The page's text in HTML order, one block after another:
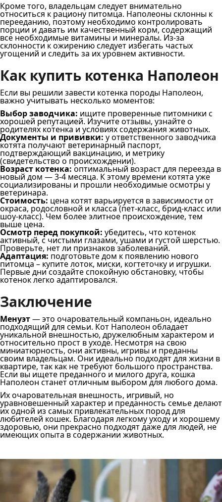
Кроме того, владельцам следует внимательно
относиться к рациону питомца. Наполеоны склонны к
перееданию, поэтому необходимо контролировать
порции и давать им качественный корм, содержащий
все необходимые витамины и минералы. Из-за
склонности к ожирению следует избегать частых
угощений и следить за их уровнем активности.
Как купить котенка Наполеон
Если вы решили завести котенка породы Наполеон,
важно учитывать несколько моментов:
Выбор заводчика: ищите проверенные питомники с
хорошей репутацией. Изучите отзывы, узнайте о
родителях котенка и условиях содержания животных.
Документы и прививки: у ответственного заводчика
котята получают ветеринарный паспорт,
подтверждающий вакцинацию, и метрику
(свидетельство о происхождении).
Возраст котенка: оптимальный возраст для переезда в
новый дом — 3-4 месяца. К этому времени котята уже
социализированы и прошли необходимые осмотры у
ветеринара.
Стоимость: цена котят варьируется в зависимости от
окраса, родословной и класса (пет-класс, брид-класс или
шоу-класс). Чем более элитное происхождение, тем
выше цена.
Осмотр перед покупкой: убедитесь, что котенок
активный, с чистыми глазами, ушами и густой шерстью.
Проверьте, нет ли признаков заболеваний.
Адаптация: подготовьте дом к появлению нового
питомца – купите лоток, миски, когтеточку и игрушки.
Первые дни создайте спокойную обстановку, чтобы
котенок легко адаптировался.
Заключение
Менуэт— это очаровательный компаньон, идеально
подходящий для семьи. Кот Наполеон обладает
уникальной внешностью, дружелюбным характером и
относительно прост в уходе. Несмотря на свою
миниатюрность, они активны, игривы и преданны
своим владельцам. Они идеально подходят для жизни в
квартире, так как не требуют большого пространства.
Если вы ищете преданного и милого друга, кошка
Наполеон станет отличным выбором для любого дома.
Их очаровательная внешность, игривый, но
уравновешенный характер и преданность семье делают
их одной из самых привлекательных пород для
любителей кошек. Благодаря легкому уходу и хорошему
здоровью, они прекрасно подходят даже для людей, не
имеющих опыта в содержании животных.